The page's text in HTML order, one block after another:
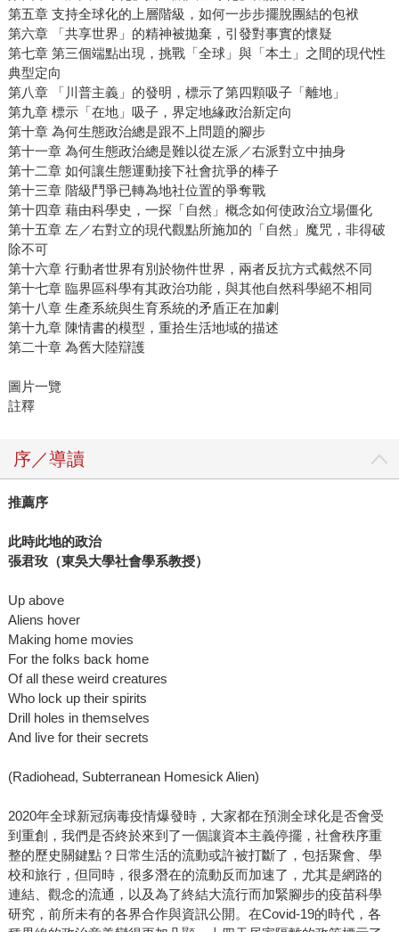
第五章 支持全球化的上層階級，如何一步步擺脫團結的包袱
第六章 「共享世界」的精神被拋棄，引發對事實的懷疑
第七章 第三個端點出現，挑戰「全球」與「本土」之間的現代性
典型定向
第八章 「川普主義」的發明，標示了第四顆吸子「離地」
第九章 標示「在地」吸子，界定地緣政治新定向
第十章 為何生態政治總是跟不上問題的腳步
第十一章 為何生態政治總是難以從左派／右派對立中抽身
第十二章 如何讓生態運動接下社會抗爭的棒子
第十三章 階級鬥爭已轉為地社位置的爭奪戰
第十四章 藉由科學史，一探「自然」概念如何使政治立場僵化
第十五章 左／右對立的現代觀點所施加的「自然」魔咒，非得破
除不可
第十六章 行動者世界有別於物件世界，兩者反抗方式截然不同
第十七章 臨界區科學有其政治功能，與其他自然科學絕不相同
第十八章 生產系統與生育系統的矛盾正在加劇
第十九章 陳情書的模型，重拾生活地域的描述
第二十章 為舊大陸辯護
圖片一覽
註釋
序／導讀
推薦序
此時此地的政治
張君玫（東吳大學社會學系教授）
Up above
Aliens hover
Making home movies
For the folks back home
Of all these weird creatures
Who lock up their spirits
Drill holes in themselves
And live for their secrets
(Radiohead, Subterranean Homesick Alien)
2020年全球新冠病毒疫情爆發時，大家都在預測全球化是否會受
到重創，我們是否終於來到了一個讓資本主義停擺，社會秩序重
整的歷史關鍵點？日常生活的流動或許被打斷了，包括聚會、學
校和旅行，但同時，很多潛在的流動反而加速了，尤其是網路的
連結、觀念的流通，以及為了終結大流行而加緊腳步的疫苗科學
研究，前所未有的各界合作與資訊公開。在Covid-19的時代，各